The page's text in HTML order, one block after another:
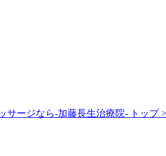
サージなら-加藤長生治療院- トップ >